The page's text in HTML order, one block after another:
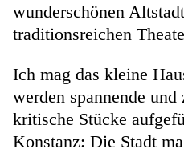
wunderschönen
traditionsreichen
Ich mag das kleine
werden spannende
kritische Stücke
Konstanz: Die Stadt